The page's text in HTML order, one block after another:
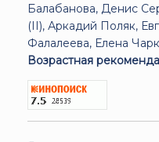
Балабанова, Денис
(II), Аркадий Поляк,
Фалалеева, Елена
Возрастная